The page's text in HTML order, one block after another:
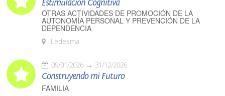
Estimulación Cognitiva
OTRAS ACTIVIDADES DE PROMOCIÓN DE LA
AUTONOMÍA PERSONAL Y PREVENCIÓN DE LA
DEPENDENCIA
Ledesma
09/01/2026 31/12/2026
Construyendo mi Futuro
FAMILIA